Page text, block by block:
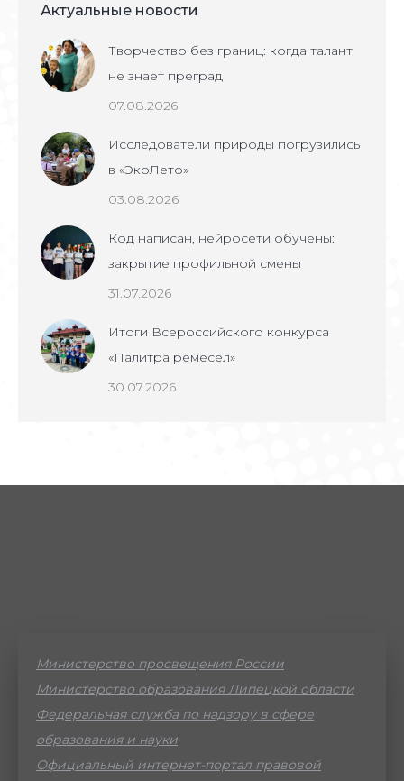
Актуальные новости
Творчество без границ: когда талант
не знает преград
07.08.2026
Исследователи природы погрузились
в «ЭкоЛето»
03.08.2026
Код написан, нейросети обучены:
закрытие профильной смены
31.07.2026
Итоги Всероссийского конкурса
«Палитра ремёсел»
30.07.2026
Министерство просвещения России
Министерство образования Липецкой области
Федеральная служба по надзору в сфере
образования и науки
Официальный интернет-портал правовой